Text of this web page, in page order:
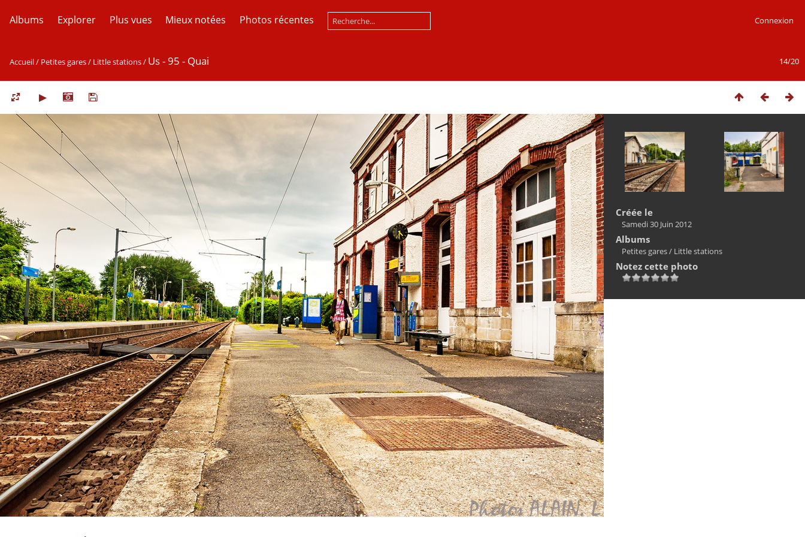
Albums Explorer Plus vues Mieux notées Photos récentes Connexion
14/20
Accueil/ Petites gares / Little stations/ Us - 95 - Quai
Créée le
Samedi 30 Juin 2012
Albums
Petites gares / Little stations
Notez cette photo